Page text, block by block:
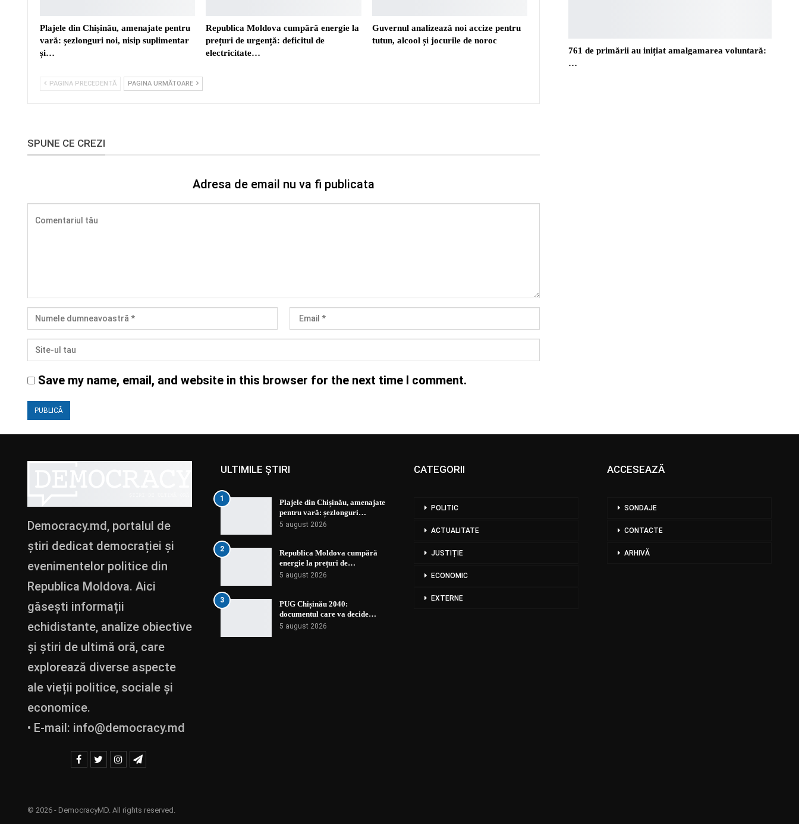
Plajele din Chișinău, amenajate pentru
vară: șezlonguri noi, nisip suplimentar
și…
Republica Moldova cumpără energie la
prețuri de urgență: deficitul de
electricitate…
Guvernul analizează noi accize pentru
tutun, alcool și jocurile de noroc
PAGINA PRECEDENTĂ PAGINA URMĂTOARE
SPUNE CE CREZI
Adresa de email nu va fi publicata
Save my name, email, and website in this browser for the next time I comment.
761 de primării au inițiat amalgamarea voluntară:
…
Democracy.md, portalul de
știri dedicat democrației și
evenimentelor politice din
Republica Moldova. Aici
găsești informații
echidistante, analize obiective
și știri de ultimă oră, care
explorează diverse aspecte
ale vieții politice, sociale și
economice.
• E-mail: info@democracy.md
ULTIMILE ȘTIRI
1
Plajele din Chișinău, amenajate
pentru vară: șezlonguri…
5 august 2026
2
Republica Moldova cumpără
energie la prețuri de…
5 august 2026
3
PUG Chișinău 2040:
documentul care va decide…
5 august 2026
CATEGORII
POLITIC
ACTUALITATE
JUSTIȚIE
ECONOMIC
EXTERNE
ACCESEAZĂ
SONDAJE
CONTACTE
ARHIVĂ
© 2026 - DemocracyMD. All rights reserved.